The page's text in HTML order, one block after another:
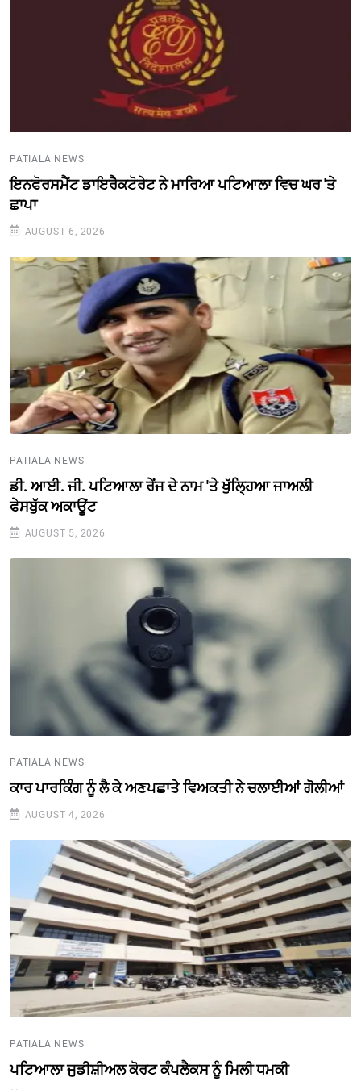
PATIALA NEWS
ਇਨਫੋਰਸਮੈਂਟ ਡਾਇਰੈਕਟੋਰੇਟ ਨੇ ਮਾਰਿਆ ਪਟਿਆਲਾ ਵਿਚ ਘਰ 'ਤੇ
ਛਾਪਾ
AUGUST 6, 2026
PATIALA NEWS
ਡੀ. ਆਈ. ਜੀ. ਪਟਿਆਲਾ ਰੇਂਜ ਦੇ ਨਾਮ 'ਤੇ ਖੁੱਲ੍ਹਿਆ ਜਾਅਲੀ
ਫੇਸਬੁੱਕ ਅਕਾਊਂਟ
AUGUST 5, 2026
PATIALA NEWS
ਕਾਰ ਪਾਰਕਿੰਗ ਨੂੰ ਲੈ ਕੇ ਅਣਪਛਾਤੇ ਵਿਅਕਤੀ ਨੇ ਚਲਾਈਆਂ ਗੋਲੀਆਂ
AUGUST 4, 2026
PATIALA NEWS
ਪਟਿਆਲਾ ਜੁਡੀਸ਼ੀਅਲ ਕੋਰਟ ਕੰਪਲੈਕਸ ਨੂੰ ਮਿਲੀ ਧਮਕੀ